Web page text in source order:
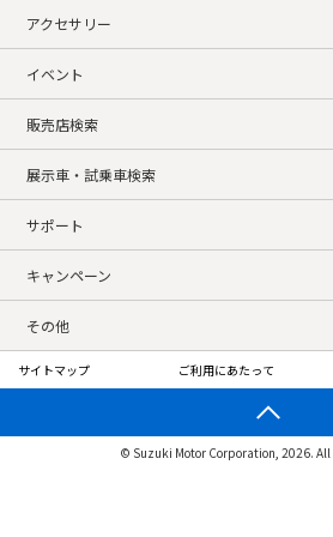
アクセサリー
イベント
販売店検索
展示車・試乗車検索
サポート
キャンペーン
その他
サイトマップ ご利用にあたって
© Suzuki Motor Corporation, 2026. All